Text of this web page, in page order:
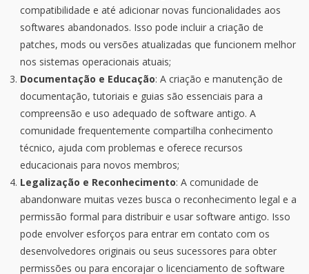
compatibilidade e até adicionar novas funcionalidades aos
softwares abandonados. Isso pode incluir a criação de
patches, mods ou versões atualizadas que funcionem melhor
nos sistemas operacionais atuais;
Documentação e Educação: A criação e manutenção de
documentação, tutoriais e guias são essenciais para a
compreensão e uso adequado de software antigo. A
comunidade frequentemente compartilha conhecimento
técnico, ajuda com problemas e oferece recursos
educacionais para novos membros;
Legalização e Reconhecimento: A comunidade de
abandonware muitas vezes busca o reconhecimento legal e a
permissão formal para distribuir e usar software antigo. Isso
pode envolver esforços para entrar em contato com os
desenvolvedores originais ou seus sucessores para obter
permissões ou para encorajar o licenciamento de software